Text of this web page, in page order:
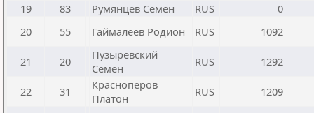
19
83 Румянцев Семен RUS
0
20
55 Гаймалеев Родион RUS 1092
21 20
Пузыревский
Семен
RUS 1292
22 31
Красноперов
Платон
RUS 1209